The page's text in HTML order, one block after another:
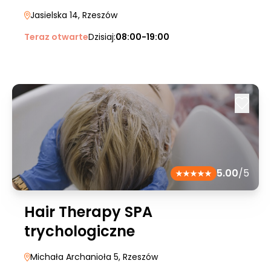
Jasielska 14, Rzeszów
Teraz otwarteDzisiaj:08:00-19:00
5.00/5
Hair Therapy SPA
trychologiczne
Michała Archanioła 5, Rzeszów